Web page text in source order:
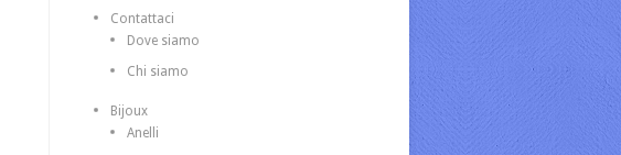
Contattaci
Dove siamo
Chi siamo
Bijoux
Anelli